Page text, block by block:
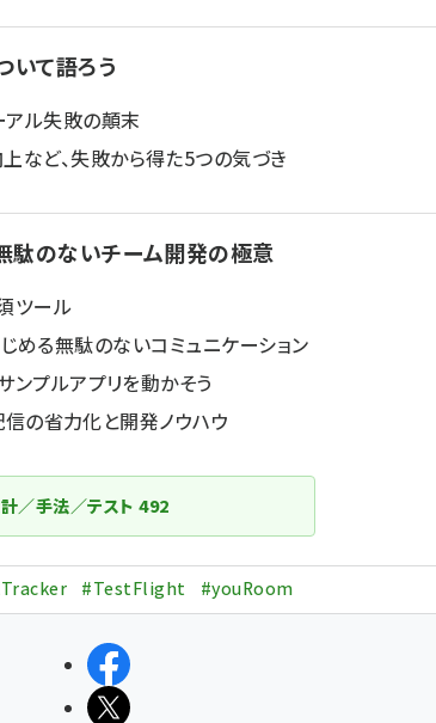
いて語ろう
アル失敗の顛末
など、失敗から得た5つの気づき
駄のないチーム開発の極意
ツール
る無駄のないコミュニケーション
ンプルアプリを動かそう
信の省力化と開発ノウハウ
／手法／テスト492
#TestFlight #youRoom
シェアする
ポストする